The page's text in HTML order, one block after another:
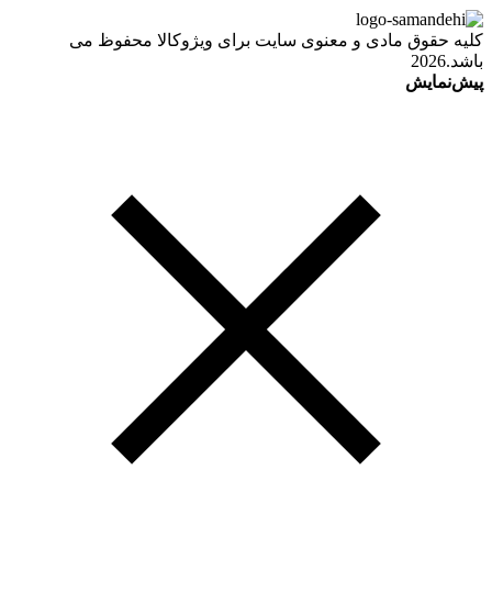
کلیه حقوق مادی و معنوی سایت برای ویژوکالا محفوظ می
باشد.2026
پیش‌نمایش